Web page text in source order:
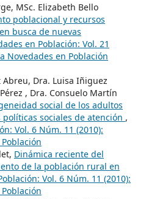
MSc. Elizabeth Bello
poblacional y recursos
busca de nuevas
en Población: Vol. 21
Novedades en Población
Abreu, Dra. Luisa Iñiguez
, Dra. Consuelo Martín
social de los adultos
sociales de atención ,
Vol. 6 Núm. 11 (2010):
Dinámica reciente del
de la población rural en
Vol. 6 Núm. 11 (2010):